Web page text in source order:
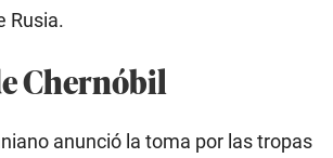
Rusia.
Chernóbil
anunció la toma por las tropas